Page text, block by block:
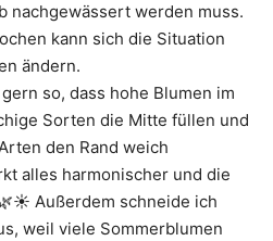
nachgewässert werden muss.
kann sich die Situation
ändern.
so, dass hohe Blumen im
Sorten die Mitte füllen und
den Rand weich
alles harmonischer und die
Außerdem schneide ich
weil viele Sommerblumen